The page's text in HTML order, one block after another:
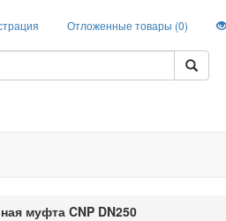
Отложенные товары (0)
муфта CNP DN250